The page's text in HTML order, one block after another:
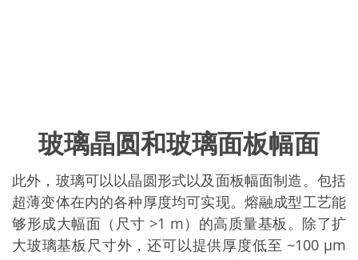
玻璃晶圆和玻璃面板幅面
此外，玻璃可以以晶圆形式以及面板幅面制造。包括
超薄变体在内的各种厚度均可实现。熔融成型工艺能
够形成大幅面（尺寸 >1 m）的高质量基板。除了扩
大玻璃基板尺寸外，还可以提供厚度低至 ~100 µm